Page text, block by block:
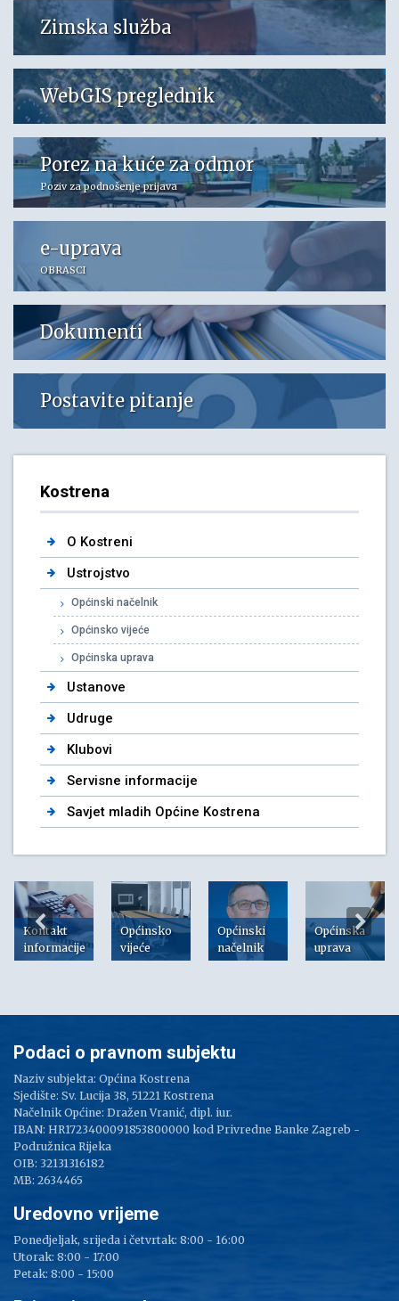
Zimska služba
WebGIS preglednik
Porez na kuće za odmor
Poziv za podnošenje prijava
e-uprava
OBRASCI
Dokumenti
Postavite pitanje
Kostrena
O Kostreni
Ustrojstvo
Općinski načelnik
Općinsko vijeće
Općinska uprava
Ustanove
Udruge
Klubovi
Servisne informacije
Savjet mladih Općine Kostrena
Kontakt
informacije
Općinsko
vijeće
Općinski
načelnik
Općinska
uprava
Podaci o pravnom subjektu
Naziv subjekta: Općina Kostrena
Sjedište: Sv. Lucija 38, 51221 Kostrena
Načelnik Općine: Dražen Vranić, dipl. iur.
IBAN: HR1723400091853800000 kod Privredne Banke Zagreb -
Podružnica Rijeka
OIB: 32131316182
MB: 2634465
Uredovno vrijeme
Ponedjeljak, srijeda i četvrtak: 8:00 - 16:00
Utorak: 8:00 - 17:00
Petak: 8:00 - 15:00